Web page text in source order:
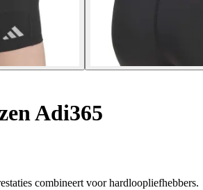
Adi365
combineert voor hardloopliefhebbers.